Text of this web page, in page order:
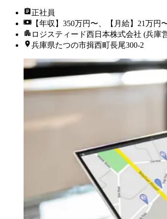
正社員
【年収】350万円〜、【月給】21万円
ロジスティード西日本株式会社 (兵庫
兵庫県たつの市揖西町長尾300-2